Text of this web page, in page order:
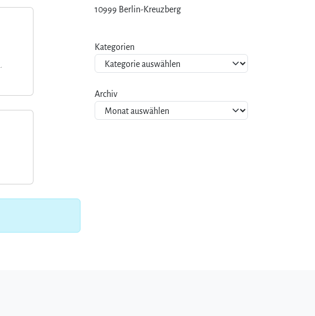
10999 Berlin-Kreuzberg
Kategorien
Archiv